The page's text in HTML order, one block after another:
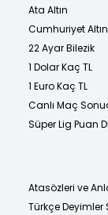
Ata Altın
Cumhuriyet
22 Ayar Bilezik
1 Dolar Kaç TL
1 Euro Kaç TL
Canlı Maç
Süper Lig Puan
Atasözleri ve
Türkçe Deyimler